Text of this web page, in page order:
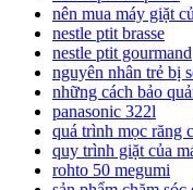
nên mua máy giặt
nestle ptit brasse
nestle ptit gourmand
nguyên nhân trẻ bị
những cách bảo
panasonic 322l
quá trình mọc răng
quy trình giặt của
rohto 50 megumi